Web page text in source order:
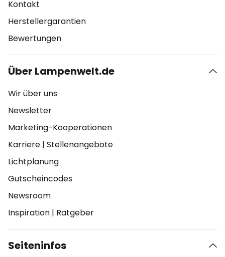
Kontakt
Herstellergarantien
Bewertungen
Über Lampenwelt.de
Wir über uns
Newsletter
Marketing-Kooperationen
Karriere | Stellenangebote
Lichtplanung
Gutscheincodes
Newsroom
Inspiration | Ratgeber
Seiteninfos